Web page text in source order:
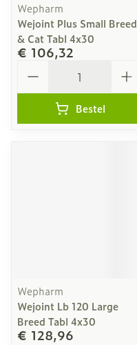
Wepharm
Wejoint Plus Small Breed
& Cat Tabl 4x30
€ 106,32
Bestel
Wepharm
Wejoint Lb 120 Large
Breed Tabl 4x30
€ 128,96